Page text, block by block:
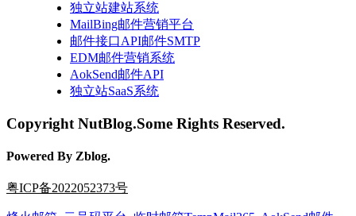
独立站建站系统
MailBing邮件营销平台
邮件接口API邮件SMTP
EDM邮件营销系统
AokSend邮件API
独立站SaaS系统
Copyright NutBlog.Some Rights Reserved.
Powered By Zblog.
粤ICP备2022052373号